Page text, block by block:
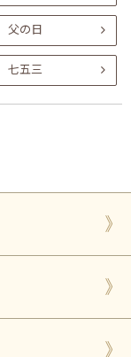
父の日
七五三